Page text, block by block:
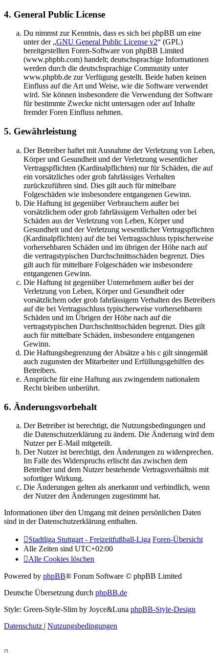
4. General Public License
Du nimmst zur Kenntnis, dass es sich bei phpBB um eine
unter der „GNU General Public License v2“ (GPL)
bereitgestellten Foren-Software von phpBB Limited
(www.phpbb.com) handelt; deutschsprachige Informationen
werden durch die deutschsprachige Community unter
www.phpbb.de zur Verfügung gestellt. Beide haben keinen
Einfluss auf die Art und Weise, wie die Software verwendet
wird. Sie können insbesondere die Verwendung der Software
für bestimmte Zwecke nicht untersagen oder auf Inhalte
fremder Foren Einfluss nehmen.
5. Gewährleistung
Der Betreiber haftet mit Ausnahme der Verletzung von Leben,
Körper und Gesundheit und der Verletzung wesentlicher
Vertragspflichten (Kardinalpflichten) nur für Schäden, die auf
ein vorsätzliches oder grob fahrlässiges Verhalten
zurückzuführen sind. Dies gilt auch für mittelbare
Folgeschäden wie insbesondere entgangenen Gewinn.
Die Haftung ist gegenüber Verbrauchern außer bei
vorsätzlichem oder grob fahrlässigem Verhalten oder bei
Schäden aus der Verletzung von Leben, Körper und
Gesundheit und der Verletzung wesentlicher Vertragspflichten
(Kardinalpflichten) auf die bei Vertragsschluss typischerweise
vorhersehbaren Schäden und im übrigen der Höhe nach auf
die vertragstypischen Durchschnittsschäden begrenzt. Dies
gilt auch für mittelbare Folgeschäden wie insbesondere
entgangenen Gewinn.
Die Haftung ist gegenüber Unternehmern außer bei der
Verletzung von Leben, Körper und Gesundheit oder
vorsätzlichem oder grob fahrlässigem Verhalten des Betreibers
auf die bei Vertragsschluss typischerweise vorhersehbaren
Schäden und im Übrigen der Höhe nach auf die
vertragstypischen Durchschnittsschäden begrenzt. Dies gilt
auch für mittelbare Schäden, insbesondere entgangenen
Gewinn.
Die Haftungsbegrenzung der Absätze a bis c gilt sinngemäß
auch zugunsten der Mitarbeiter und Erfüllungsgehilfen des
Betreibers.
Ansprüche für eine Haftung aus zwingendem nationalem
Recht bleiben unberührt.
6. Änderungsvorbehalt
Der Betreiber ist berechtigt, die Nutzungsbedingungen und
die Datenschutzerklärung zu ändern. Die Änderung wird dem
Nutzer per E-Mail mitgeteilt.
Der Nutzer ist berechtigt, den Änderungen zu widersprechen.
Im Falle des Widerspruchs erlischt das zwischen dem
Betreiber und dem Nutzer bestehende Vertragsverhältnis mit
sofortiger Wirkung.
Die Änderungen gelten als anerkannt und verbindlich, wenn
der Nutzer den Änderungen zugestimmt hat.
Informationen über den Umgang mit deinen persönlichen Daten
sind in der Datenschutzerklärung enthalten.
Stadtliga Stuttgart - Freizeitfußball-Liga Foren-Übersicht
Alle Zeiten sind UTC+02:00
Alle Cookies löschen
Powered by phpBB® Forum Software © phpBB Limited
Deutsche Übersetzung durch phpBB.de
Style: Green-Style-Slim by Joyce&Luna phpBB-Style-Design
Datenschutz | Nutzungsbedingungen